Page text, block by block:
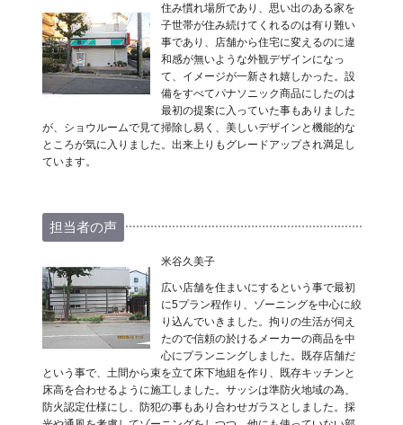
住み慣れ場所であり、思い出のある家を
子世帯が住み続けてくれるのは有り難い
事であり、店舗から住宅に変えるのに違
和感が無いような外観デザインになっ
て、イメージが一新され嬉しかった。設
備をすべてパナソニック商品にしたのは
最初の提案に入っていた事もありました
が、ショウルームで見て掃除し易く、美しいデザインと機能的な
ところが気に入りました。出来上りもグレードアップされ満足し
ています。
担当者の声
米谷久美子
広い店舗を住まいにするという事で最初
に5プラン程作り、ゾーニングを中心に絞
り込んでいきました。拘りの生活が伺え
たので信頼の於けるメーカーの商品を中
心にプランニングしました。既存店舗だ
という事で、土間から束を立て床下地組を作り、既存キッチンと
床高を合わせるように施工しました。サッシは準防火地域の為、
防火認定仕様にし、防犯の事もあり合わせガラスとしました。採